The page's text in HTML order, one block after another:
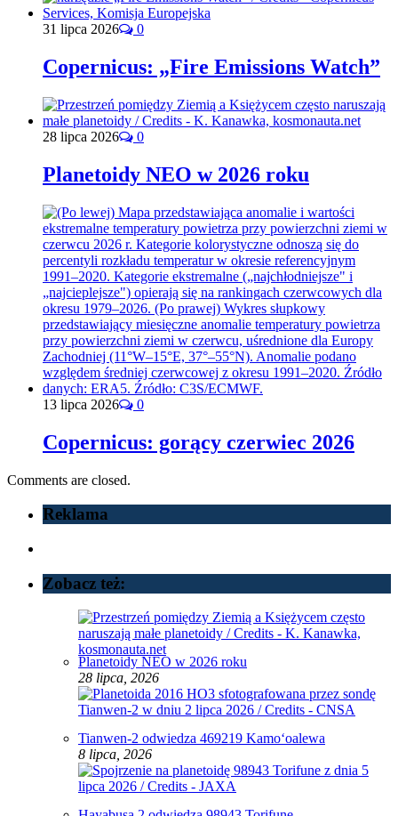
31 lipca 2026 0
Copernicus: „Fire Emissions Watch”
28 lipca 2026 0
Planetoidy NEO w 2026 roku
13 lipca 2026 0
Copernicus: gorący czerwiec 2026
Comments are closed.
Reklama
Zobacz też:
Planetoidy NEO w 2026 roku
28 lipca, 2026
Tianwen-2 odwiedza 469219 Kamoʻoalewa
8 lipca, 2026